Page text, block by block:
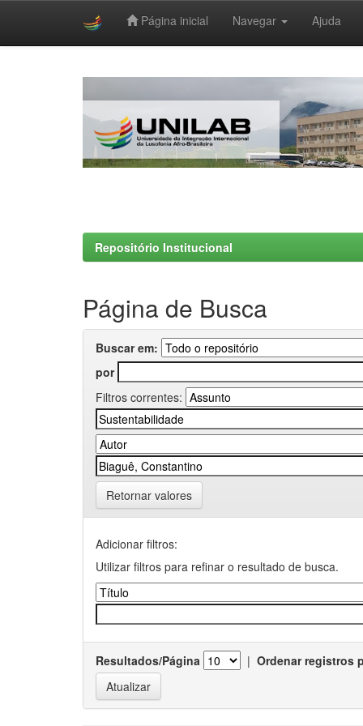
Página inicial Navegar Ajuda
Repositório Institucional
Página de Busca
Buscar em:
por
Filtros correntes:
Retornar valores
Adicionar filtros:
Utilizar filtros para refinar o resultado de busca.
Resultados/Página | Ordenar registros